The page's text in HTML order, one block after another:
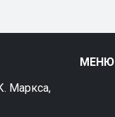
Маркса,
МЕНЮ